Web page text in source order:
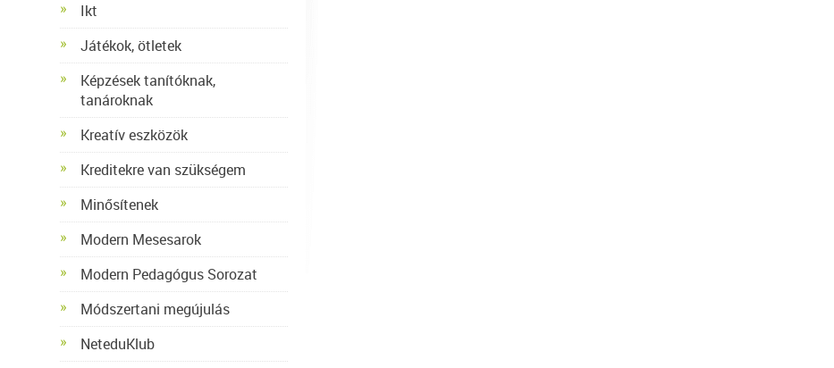
Ikt
Játékok, ötletek
Képzések tanítóknak,
tanároknak
Kreatív eszközök
Kreditekre van szükségem
Minősítenek
Modern Mesesarok
Modern Pedagógus Sorozat
Módszertani megújulás
NeteduKlub